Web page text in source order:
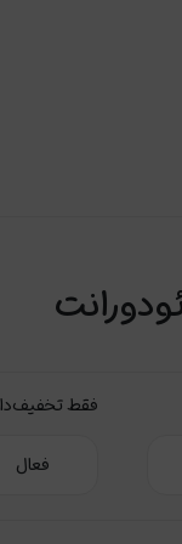
فقط
فعال